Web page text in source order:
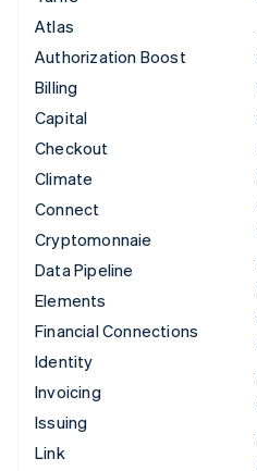
Atlas
Authorization Boost
Billing
Capital
Checkout
Climate
Connect
Cryptomonnaie
Data Pipeline
Elements
Financial Connections
Identity
Invoicing
Issuing
Link